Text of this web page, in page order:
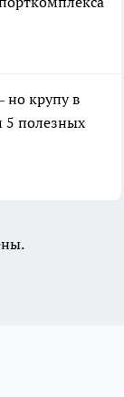
но крупу в
5 полезных